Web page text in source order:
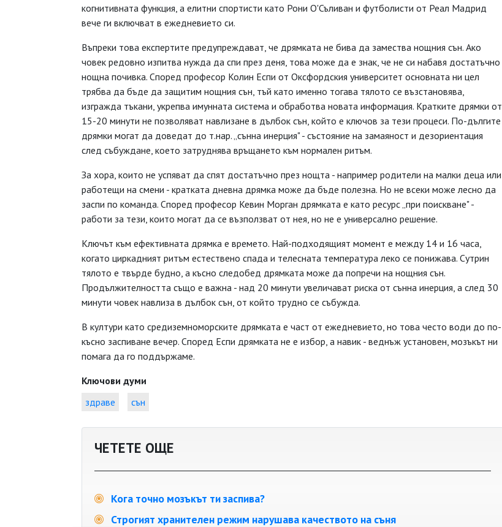
когнитивната функция, а елитни спортисти като Рони О'Съливан и футболисти от Реал Мадрид
вече ги включват в ежедневието си.
Въпреки това експертите предупреждават, че дрямката не бива да замества нощния сън. Ако
човек редовно изпитва нужда да спи през деня, това може да е знак, че не си набавя достатъчно
нощна почивка. Според професор Колин Еспи от Оксфордския университет основната ни цел
трябва да бъде да защитим нощния сън, тъй като именно тогава тялото се възстановява,
изгражда тъкани, укрепва имунната система и обработва новата информация. Кратките дрямки от
15-20 минути не позволяват навлизане в дълбок сън, който е ключов за тези процеси. По-дългите
дрямки могат да доведат до т.нар. „сънна инерция" - състояние на замаяност и дезориентация
след събуждане, което затруднява връщането към нормален ритъм.
За хора, които не успяват да спят достатъчно през нощта - например родители на малки деца или
работещи на смени - кратката дневна дрямка може да бъде полезна. Но не всеки може лесно да
заспи по команда. Според професор Кевин Морган дрямката е като ресурс „при поискване" -
работи за тези, които могат да се възползват от нея, но не е универсално решение.
Ключът към ефективната дрямка е времето. Най-подходящият момент е между 14 и 16 часа,
когато циркадният ритъм естествено спада и телесната температура леко се понижава. Сутрин
тялото е твърде будно, а късно следобед дрямката може да попречи на нощния сън.
Продължителността също е важна - над 20 минути увеличават риска от сънна инерция, а след 30
минути човек навлиза в дълбок сън, от който трудно се събужда.
В култури като средиземноморските дрямката е част от ежедневието, но това често води до по-
късно заспиване вечер. Според Еспи дрямката не е избор, а навик - веднъж установен, мозъкът ни
помага да го поддържаме.
Ключови думи
здраве
сън
ЧЕТЕТЕ ОЩЕ
Кога точно мозъкът ти заспива?
Строгият хранителен режим нарушава качеството на съня